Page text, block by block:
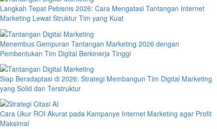
Langkah Tepat Pebisnis 2026: Cara Mengatasi Tantangan Internet
Marketing Lewat Struktur Tim yang Kuat
Menembus Gempuran Tantangan Marketing 2026 dengan
Pembentukan Tim Digital Berkinerja Tinggi
Siap Beradaptasi di 2026: Strategi Membangun Tim Digital Marketing
yang Solid dan Terstruktur
Cara Ukur ROI Akurat pada Kampanye Internet Marketing agar Profit
Maksimal